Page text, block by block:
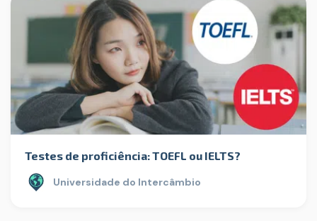
Testes de proficiência: TOEFL ou IELTS?
Universidade do Intercâmbio